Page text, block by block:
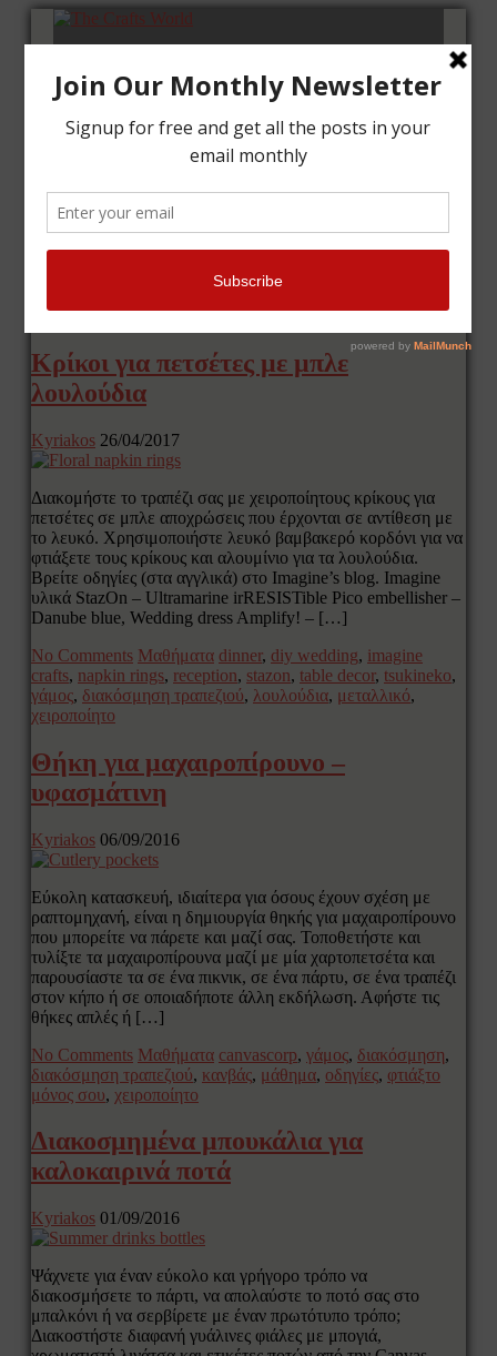
Μαθήματα
Κάρτες
Επικοινωνία
Tag Archives: διακόσμηση τραπεζιού
Κρίκοι για πετσέτες με μπλε
λουλούδια
Kyriakos 26/04/2017
Διακομήστε το τραπέζι σας με χειροποίητους κρίκους για
πετσέτες σε μπλε αποχρώσεις που έρχονται σε αντίθεση με
το λευκό. Χρησιμοποιήστε λευκό βαμβακερό κορδόνι για να
φτιάξετε τους κρίκους και αλουμίνιο για τα λουλούδια.
Βρείτε οδηγίες (στα αγγλικά) στο Imagine’s blog. Imagine
υλικά StazOn – Ultramarine irRESISTible Pico embellisher –
Danube blue, Wedding dress Amplify! – […]
No Comments Μαθήματα dinner, diy wedding, imagine
crafts, napkin rings, reception, stazon, table decor, tsukineko,
γάμος, διακόσμηση τραπεζιού, λουλούδια, μεταλλικό,
χειροποίητο
Θήκη για μαχαιροπίρουνο –
υφασμάτινη
Kyriakos 06/09/2016
Εύκολη κατασκευή, ιδιαίτερα για όσους έχουν σχέση με
ραπτομηχανή, είναι η δημιουργία θηκής για μαχαιροπίρουνο
που μπορείτε να πάρετε και μαζί σας. Τοποθετήστε και
τυλίξτε τα μαχαιροπίρουνα μαζί με μία χαρτοπετσέτα και
παρουσίαστε τα σε ένα πικνικ, σε ένα πάρτυ, σε ένα τραπέζι
στον κήπο ή σε οποιαδήποτε άλλη εκδήλωση. Αφήστε τις
θήκες απλές ή […]
No Comments Μαθήματα canvascorp, γάμος, διακόσμηση,
διακόσμηση τραπεζιού, κανβάς, μάθημα, οδηγίες, φτιάξτο
μόνος σου, χειροποίητο
Διακοσμημένα μπουκάλια για
καλοκαιρινά ποτά
Kyriakos 01/09/2016
Ψάχνετε για έναν εύκολο και γρήγορο τρόπο να
διακοσμήσετε το πάρτι, να απολαύστε το ποτό σας στο
μπαλκόνι ή να σερβίρετε με έναν πρωτότυπο τρόπο;
Διακοστήστε διαφανή γυάλινες φιάλες με μπογιά,